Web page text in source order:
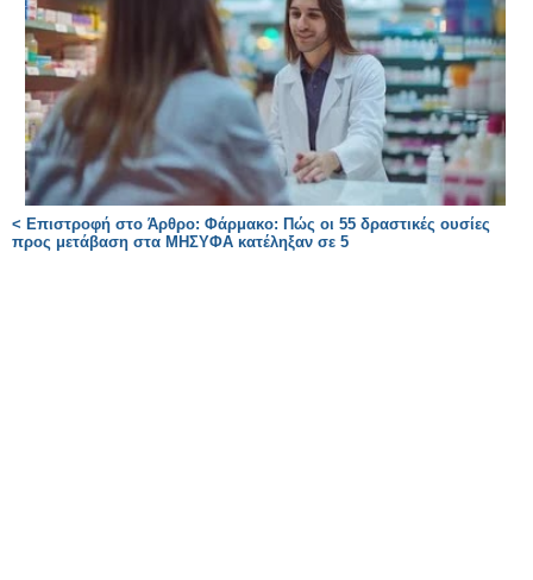
< Επιστροφή στο Άρθρο: Φάρμακο: Πώς οι 55 δραστικές ουσίες
προς μετάβαση στα ΜΗΣΥΦΑ κατέληξαν σε 5